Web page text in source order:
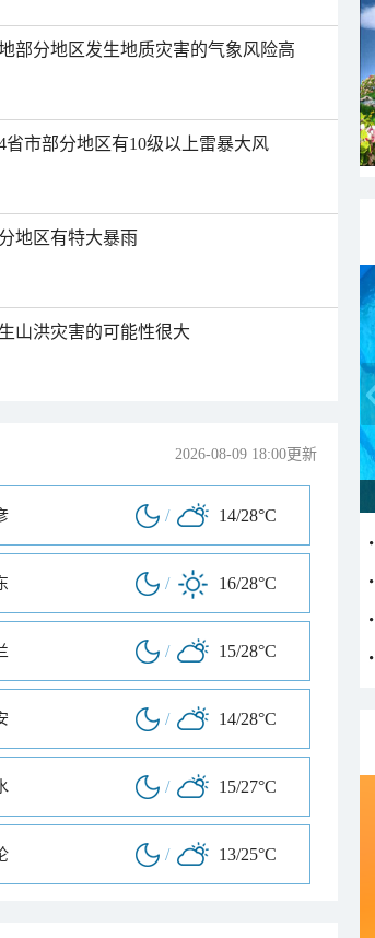
部分地区发生地质灾害的气象风险高
市部分地区有10级以上雷暴大风
地区有特大暴雨
山洪灾害的可能性很大
2026-08-09 18:00更新
/ 14/28°C
/ 16/28°C
/ 15/28°C
/ 14/28°C
/ 15/27°C
/ 13/25°C